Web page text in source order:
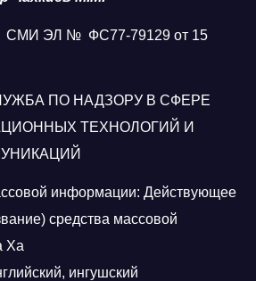
СМИ ЭЛ № ФС77-79129 от 15
ПО НАДЗОРУ В СФЕРЕ
ТЕХНОЛОГИЙ И
информации: Действующее
средства массовой
Ха
ингушский